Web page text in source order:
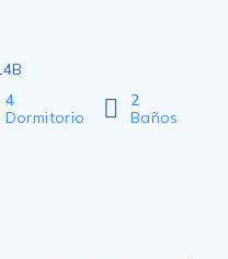
4
Dormitorio
2
Baños